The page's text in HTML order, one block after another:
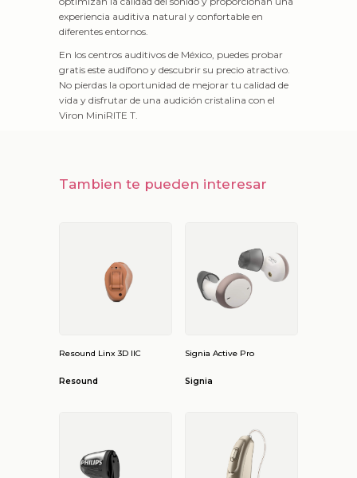
experiencia auditiva natural y confortable en
diferentes entornos.
En los centros auditivos de México, puedes probar
gratis este audífono y descubrir su precio atractivo.
No pierdas la oportunidad de mejorar tu calidad de
vida y disfrutar de una audición cristalina con el
Viron MiniRITE T.
Tambien te pueden interesar
Resound Linx 3D IIC
Resound
Signia Active Pro
Signia